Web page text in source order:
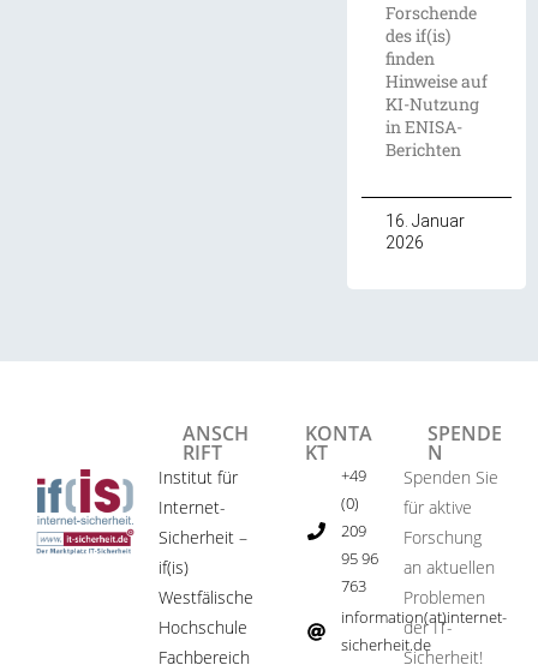
Forschende
des if(is)
finden
Hinweise auf
KI-Nutzung
in ENISA-
Berichten
16. Januar
2026
ANSCH
RIFT
Institut für
Internet-
Sicherheit –
if(is)
Westfälische
Hochschule
Fachbereich
KONTA
KT
+49
(0)
209
95 96
763
information(at)internet-
sicherheit.de ​
SPENDE
N
Spenden Sie
für aktive
Forschung
an aktuellen
Problemen
der IT-
Sicherheit!​